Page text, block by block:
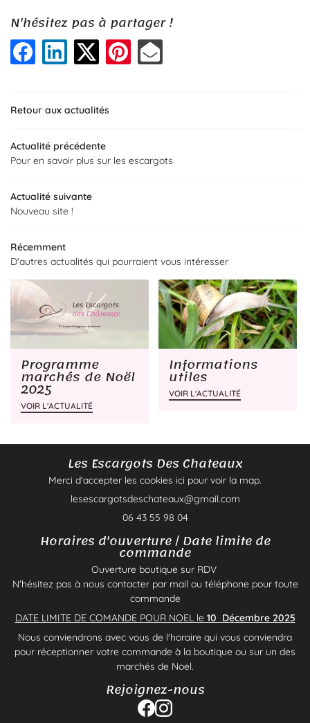
PRODUITS
ACTUALITÉS Restez
Inscription
N'hésitez pas à partager !
Retour aux actualités
Actualité précédente
Pour en savoir plus sur les escargots
Actualité suivante
Nouveau site !
Récemment
D'autres actualités qui pourraient vous intéresser
Programme
marchés de Noël
2025
VOIR L'ACTUALITÉ
Informations
utiles
VOIR L'ACTUALITÉ
Les Escargots Des Chateaux
Merci d'accepter les cookies ici pour voir la map.
06 43 55 98 04
Horaires d'ouverture / Date limite de
commande
Ouverture boutique sur RDV
N'hésitez pas à nous contacter par mail ou téléphone pour toute
commande
DATE LIMITE DE COMANDE POUR NOEL le 10 Décembre 2025
Nous conviendrons avec vous de l'horaire qui vous conviendra
pour réceptionner votre commande à la boutique ou sur un des
marchés de Noel.
Rejoignez-nous